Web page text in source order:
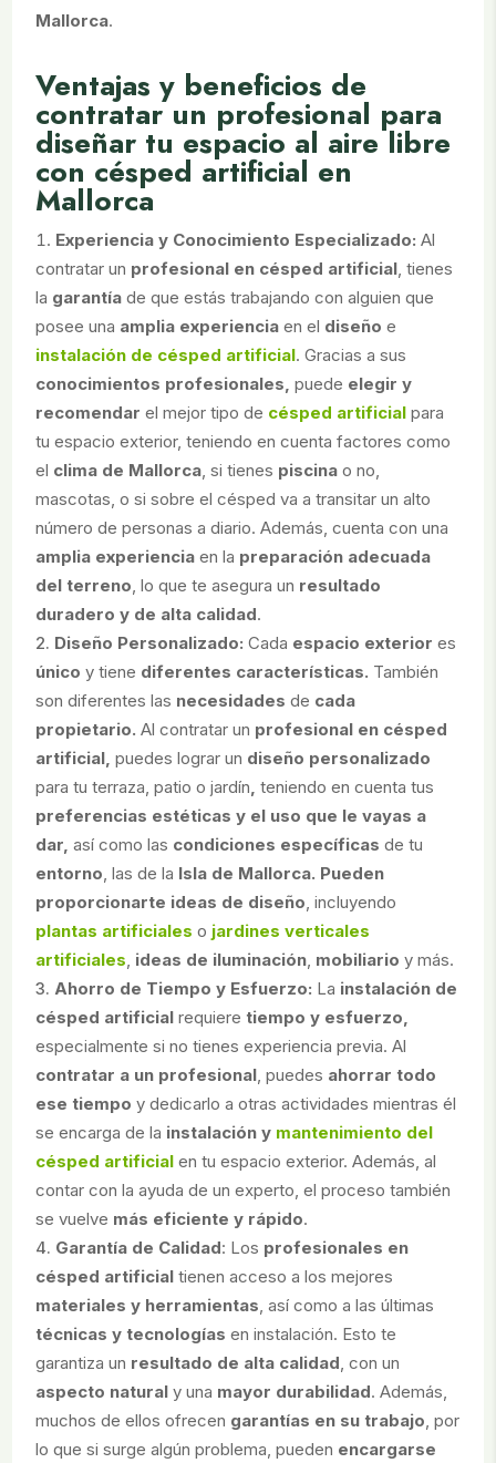
Mallorca.
Ventajas y beneficios de
contratar un profesional para
diseñar tu espacio al aire libre
con césped artificial en
Mallorca
Experiencia y Conocimiento Especializado: Al
contratar un profesional en césped artificial, tienes
la garantía de que estás trabajando con alguien que
posee una amplia experienciaen el diseño e
instalación de césped artificial. Gracias a sus
conocimientos profesionales, puede elegir y
recomendar el mejor tipo de césped artificial para
tu espacio exterior, teniendo en cuenta factores como
el clima de Mallorca, si tienes piscina o no,
mascotas, o si sobre el césped va a transitar un alto
número de personas a diario. Además, cuenta con una
amplia experiencia en la preparación adecuada
del terreno, lo que te asegura un resultado
duradero y de alta calidad.
Diseño Personalizado: Cada espacio exteriores
únicoy tiene diferentes características. También
son diferentes las necesidadesde cada
propietario.Al contratar un profesional en césped
artificial,puedes lograr un diseño personalizado
para tu terraza, patio o jardín,teniendo en cuenta tus
preferencias estéticas y el uso que le vayas a
dar,así como las condiciones específicasde tu
entorno, las de la Isla de Mallorca. Pueden
proporcionarte ideas de diseño, incluyendo
plantas artificiales o jardines verticales
artificiales, ideas de iluminación, mobiliario y más.
Ahorro de Tiempo y Esfuerzo: La instalación de
césped artificial requiere tiempo y esfuerzo,
especialmente si no tienes experiencia previa. Al
contratar a un profesional, puedes ahorrar todo
ese tiempoy dedicarlo a otras actividades mientras él
se encarga de la instalación y mantenimiento del
césped artificial en tu espacio exterior. Además, al
contar con la ayuda de un experto, el proceso también
se vuelve más eficiente y rápido.
Garantía de Calidad: Los profesionales en
césped artificial tienen acceso a los mejores
materiales y herramientas, así como a las últimas
técnicas y tecnologías en instalación. Esto te
garantiza un resultado de alta calidad, con un
aspecto natural y una mayor durabilidad. Además,
muchos de ellos ofrecen garantías en su trabajo, por
lo que si surge algún problema, pueden encargarse